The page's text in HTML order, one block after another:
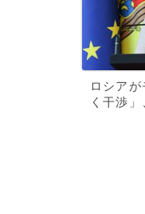
ロシア
く干渉